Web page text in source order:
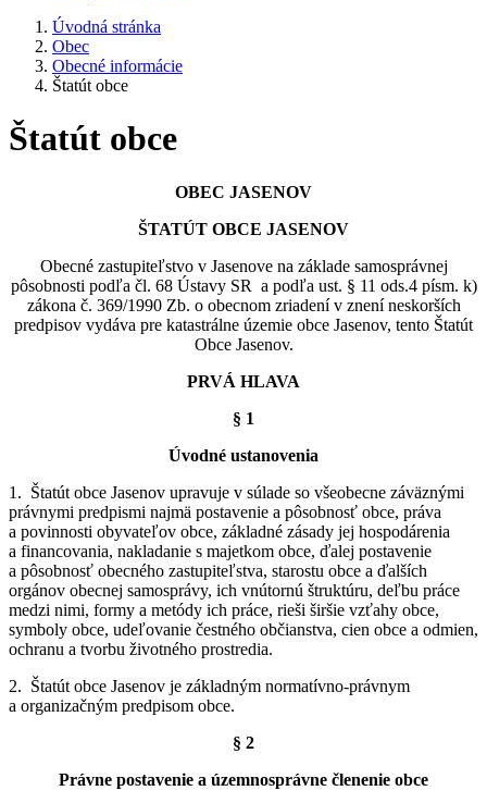
Úvodná stránka
Obec
Obecné informácie
Štatút obce
Štatút obce
OBEC JASENOV
ŠTATÚT OBCE JASENOV
Obecné zastupiteľstvo v Jasenove na základe samosprávnej
pôsobnosti podľa čl. 68 Ústavy SR a podľa ust. § 11 ods.4 písm. k)
zákona č. 369/1990 Zb. o obecnom zriadení v znení neskorších
predpisov vydáva pre katastrálne územie obce Jasenov, tento Štatút
Obce Jasenov.
PRVÁ HLAVA
§ 1
Úvodné ustanovenia
1. Štatút obce Jasenov upravuje v súlade so všeobecne záväznými
právnymi predpismi najmä postavenie a pôsobnosť obce, práva
a povinnosti obyvateľov obce, základné zásady jej hospodárenia
a financovania, nakladanie s majetkom obce, ďalej postavenie
a pôsobnosť obecného zastupiteľstva, starostu obce a ďalších
orgánov obecnej samosprávy, ich vnútornú štruktúru, deľbu práce
medzi nimi, formy a metódy ich práce, rieši širšie vzťahy obce,
symboly obce, udeľovanie čestného občianstva, cien obce a odmien,
ochranu a tvorbu životného prostredia.
2. Štatút obce Jasenov je základným normatívno-právnym
a organizačným predpisom obce.
§ 2
Právne postavenie a územnosprávne členenie obce